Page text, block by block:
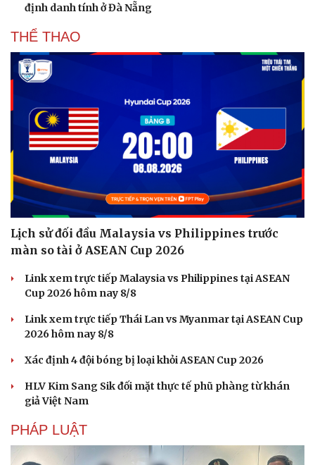
định danh tính ở Đà Nẵng
THỂ THAO
Lịch sử đối đầu Malaysia vs Philippines trước
màn so tài ở ASEAN Cup 2026
Link xem trực tiếp Malaysia vs Philippines tại ASEAN
Cup 2026 hôm nay 8/8
Link xem trực tiếp Thái Lan vs Myanmar tại ASEAN Cup
2026 hôm nay 8/8
Xác định 4 đội bóng bị loại khỏi ASEAN Cup 2026
HLV Kim Sang Sik đối mặt thực tế phũ phàng từ khán
giả Việt Nam
PHÁP LUẬT